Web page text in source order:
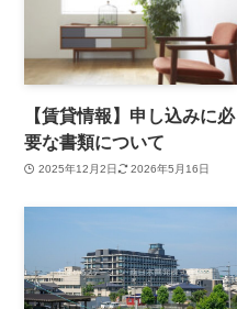
【賃貸情報】申し込みに必
要な書類について
2025年12月2日 2026年5月16日